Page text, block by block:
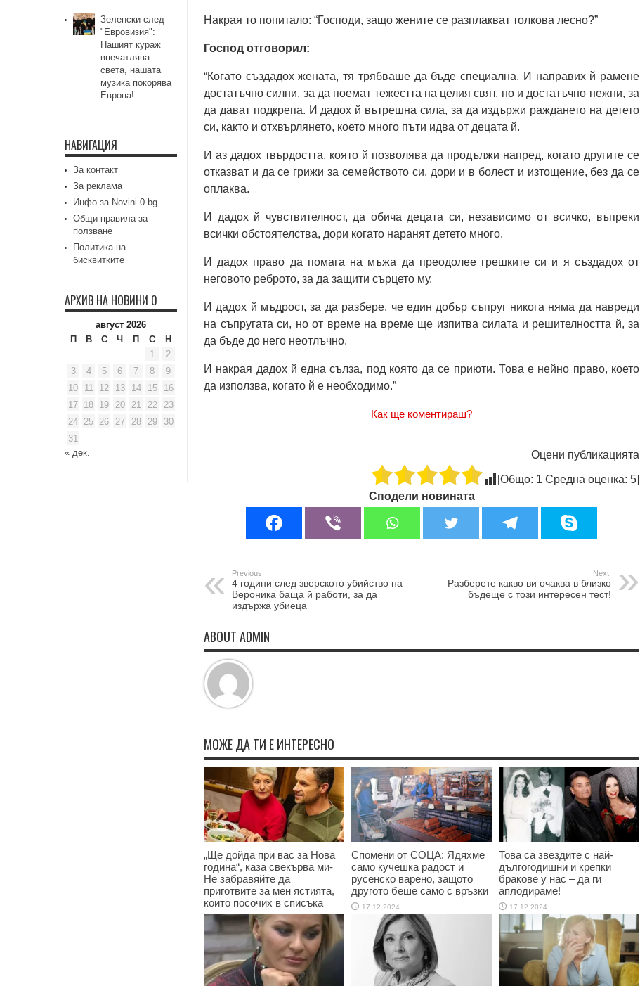
Накрая то попитало: “Господи, защо жените се разплакват толкова лесно?”
Господ отговорил:
“Когато създадох жената, тя трябваше да бъде специална. И направих й рамене
достатъчно силни, за да поемат тежестта на целия свят, но и достатъчно нежни, за
да дават подкрепа. И дадох й вътрешна сила, за да издържи раждането на детето
си, както и отхвърлянето, което много пъти идва от децата й.
И аз дадох твърдостта, която й позволява да продължи напред, когато другите се
отказват и да се грижи за семейството си, дори и в болест и изтощение, без да се
оплаква.
И дадох й чувствителност, да обича децата си, независимо от всичко, въпреки
всички обстоятелства, дори когато наранят детето много.
И дадох право да помага на мъжа да преодолее грешките си и я създадох от
неговото реброто, за да защити сърцето му.
И дадох й мъдрост, за да разбере, че един добър съпруг никога няма да навреди
на съпругата си, но от време на време ще изпитва силата и решителността й, за
да бъде до него неотлъчно.
И накрая дадох й една сълза, под която да се приюти. Това е нейно право, което
да използва, когато й е необходимо.”
Как ще коментираш?
Оцени публикацията
[Общо: 1 Средна оценка: 5]
Сподели новината
Previous:
4 години след зверското убийство на
Вероника баща й работи, за да
издържа убиеца
Next:
Разберете какво ви очаква в близко
бъдеще с този интересен тест!
ABOUT ADMIN
МОЖЕ ДА ТИ Е ИНТЕРЕСНО
„Ще дойда при вас за Нова
година“, каза свекърва ми-
Не забравяйте да
приготвите за мен ястията,
които посочих в списъка
17.12.2024
Спомени от СОЦА: Ядяхме
само кучешка радост и
русенско варено, защото
другото беше само с връзки
17.12.2024
Това са звездите с най-
дългогодишни и крепки
бракове у нас – да ги
аплодираме!
17.12.2024
Зеленски след
"Евровизия":
Нашият кураж
впечатлява
света, нашата
музика покорява
Европа!
НАВИГАЦИЯ
За контакт
За реклама
Инфо за Novini.0.bg
Общи правила за
ползване
Политика на
бисквитките
АРХИВ НА НОВИНИ 0
август 2026
П
В С Ч П С
Н
1
2
3
4 5 6 7 8
9
10
11 12 13 14 15
16
17 18 19 20 21 22
23
24 25 26 27 28 29
30
31
« дек.